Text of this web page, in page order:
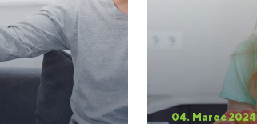
04. Marec 2024